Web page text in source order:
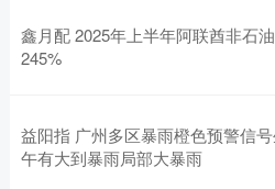
鑫月配 2025年上半年阿联酋非石
245%
益阳指 广州多区暴雨橙色预警信
午有大到暴雨局部大暴雨